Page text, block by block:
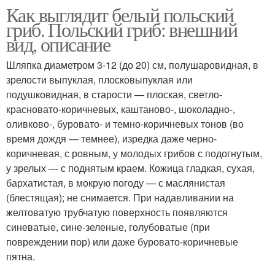
Как выглядит белый польский
гриб. Польский гриб: внешний
вид, описание
Шляпка диаметром 3-12 (до 20) см, полушаровидная, в
зрелости выпуклая, плосковыпуклая или
подушковидная, в старости — плоская, светло-
красновато-коричневых, каштаново-, шоколадно-,
оливково-, буровато- и темно-коричневых тонов (во
время дождя — темнее), изредка даже черно-
коричневая, с ровным, у молодых грибов с подогнутым,
у зрелых — с поднятым краем. Кожица гладкая, сухая,
бархатистая, в мокрую погоду — с маслянистая
(блестящая); не снимается. При надавливании на
желтоватую трубчатую поверхность появляются
синеватые, сине-зеленые, голубоватые (при
повреждении пор) или даже буровато-коричневые
пятна.